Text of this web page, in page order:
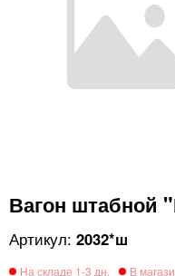
Вагон штабной
2032*ш